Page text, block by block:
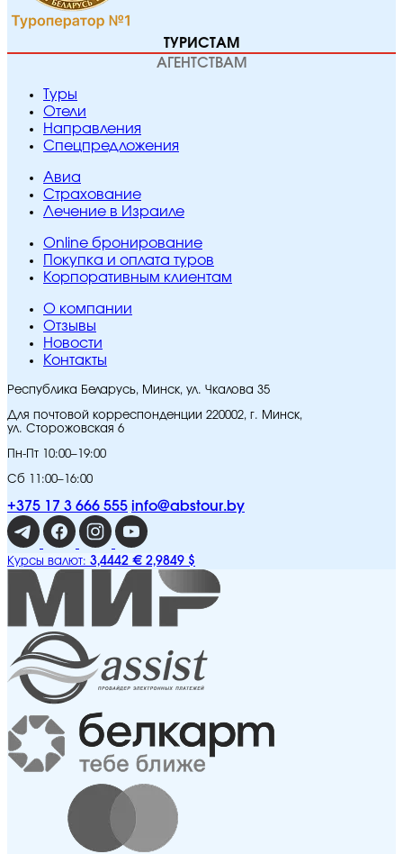
ТУРИСТАМ
АГЕНТСТВАМ
Туры
Отели
Направления
Спецпредложения
Авиа
Страхование
Лечение в Израиле
Online бронирование
Покупка и оплата туров
Корпоративным клиентам
O компании
Отзывы
Новости
Контакты
Республика Беларусь, Минск, ул. Чкалова 35
Для почтовой корреспонденции 220002, г. Минск,
ул. Сторожовская 6
Пн-Пт 10:00–19:00
Сб 11:00–16:00
+375 17 3 666 555 info@abstour.by
Курсы валют: 3,4442 € 2,9849 $